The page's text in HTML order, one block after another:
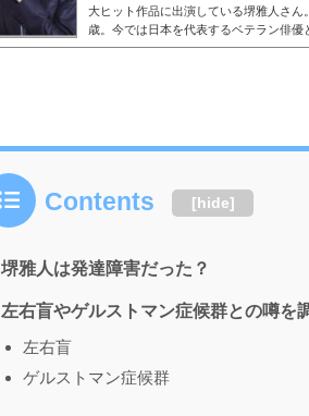
大ヒット作品に出演している堺雅人さ
歳。今では日本を代表するベテラン俳
んな堺雅人さんが、これまでにどれく
Contents [hide]
堺雅人は発達障害だった？
左右盲やゲルストマン症候群との噂を
左右盲
ゲルストマン症候群